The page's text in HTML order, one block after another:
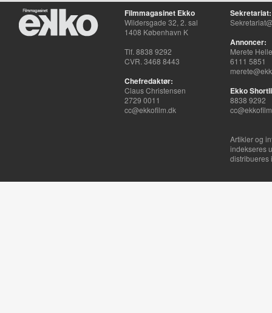
Filmmagasinet Ekko
Wildersgade 32, 2. sal
1408 København K
Tlf. 8838 9292
CVR. 3468 8443
Chefredaktør:
Claus Christensen
2729 0011
cc@ekkofilm.dk
Sekretariat:
Annoncer:
Merete
6111 5851
Ekko
8838 9292
Artikler og
indekseres
distribueres